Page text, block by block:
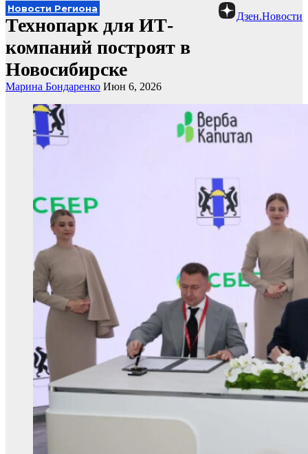
Дзен.Новости
Новости Региона
Технопарк для ИТ-
компаний построят в
Новосибирске
Марина Бондаренко Июн 6, 2026